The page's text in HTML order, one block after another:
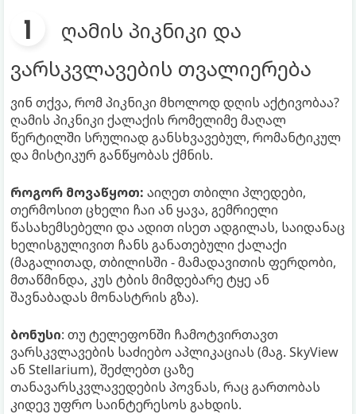
ღამის პიკნიკი და
ვარსკვლავების თვალიერება
ვინ თქვა, რომ პიკნიკი მხოლოდ დღის აქტივობაა?
ღამის პიკნიკი ქალაქის რომელიმე მაღალ
წერტილში სრულიად განსხვავებულ, რომანტიკულ
და მისტიკურ განწყობას ქმნის.
როგორ მოვაწყოთ: აიღეთ თბილი პლედები,
თერმოსით ცხელი ჩაი ან ყავა, გემრიელი
წასახემსებელი და ადით ისეთ ადგილას, საიდანაც
ხელისგულივით ჩანს განათებული ქალაქი
(მაგალითად, თბილისში - მამადავითის ფერდობი,
მთაწმინდა, კუს ტბის მიმდებარე ტყე ან
შავნაბადას მონასტრის გზა).
ბონუსი: თუ ტელეფონში ჩამოტვირთავთ
ვარსკვლავების საძიებო აპლიკაციას (მაგ. SkyView
ან Stellarium), შეძლებთ ცაზე
თანავარსკვლავედების პოვნას, რაც გართობას
კიდევ უფრო საინტერესოს გახდის.